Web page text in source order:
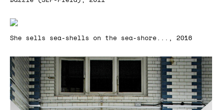
She sells sea-shells on the sea-shore..., 2016